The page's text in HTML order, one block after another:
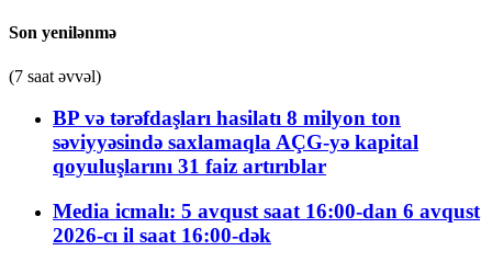
Son yenilənmə
(7 saat əvvəl)
BP və tərəfdaşları hasilatı 8 milyon ton
səviyyəsində saxlamaqla AÇG-yə kapital
qoyuluşlarını 31 faiz artırıblar
Media icmalı: 5 avqust saat 16:00-dan 6 avqust
2026-cı il saat 16:00-dək